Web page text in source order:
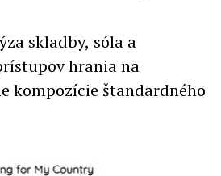
skladby, sóla a
hrania na
kompozície štandardného